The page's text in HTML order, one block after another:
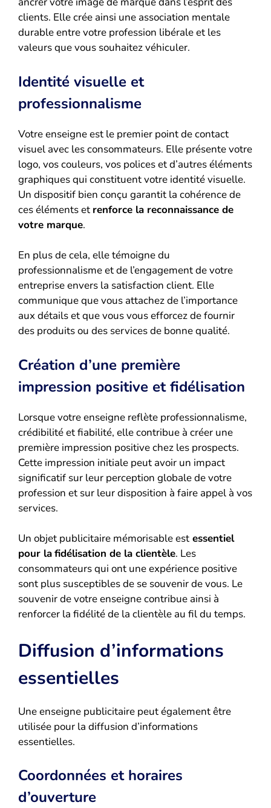
clients. Elle crée ainsi une association mentale
durable entre votre profession libérale et les
valeurs que vous souhaitez véhiculer.
Identité visuelle et
professionnalisme
Votre enseigne est le premier point de contact
visuel avec les consommateurs. Elle présente votre
logo, vos couleurs, vos polices et d’autres éléments
graphiques qui constituent votre identité visuelle.
Un dispositif bien conçu garantit la cohérence de
ces éléments et renforce la reconnaissance de
votre marque.
En plus de cela, elle témoigne du
professionnalisme et de l’engagement de votre
entreprise envers la satisfaction client. Elle
communique que vous attachez de l’importance
aux détails et que vous vous efforcez de fournir
des produits ou des services de bonne qualité.
Création d’une première
impression positive et fidélisation
Lorsque votre enseigne reflète professionnalisme,
crédibilité et fiabilité, elle contribue à créer une
première impression positive chez les prospects.
Cette impression initiale peut avoir un impact
significatif sur leur perception globale de votre
profession et sur leur disposition à faire appel à vos
services.
Un objet publicitaire mémorisable est essentiel
pour lafidélisation de la clientèle. Les
consommateurs qui ont une expérience positive
sont plus susceptibles de se souvenir de vous. Le
souvenir de votre enseigne contribue ainsi à
renforcer la fidélité de la clientèle au fil du temps.
Diffusion d’informations
essentielles
Une enseigne publicitaire peut également être
utilisée pour la diffusion d’informations
essentielles.
Coordonnées et horaires
d’ouverture